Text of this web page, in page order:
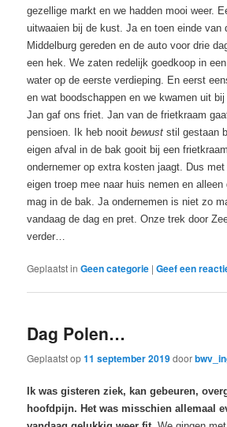
gezellige markt en we hadden mooi weer.
uitwaaien bij de kust. Ja en toen einde van
Middelburg gereden en de auto voor drie
een hek. We zaten redelijk goedkoop in
water op de eerste verdieping. En eerst
en wat boodschappen en we kwamen uit
Jan gaf ons friet. Jan van de frietkraam
pensioen. Ik heb nooitbewust stil gestaan
eigen afval in de bak gooit bij een
ondernemer op extra kosten jaagt. Dus
eigen troep mee naar huis nemen en
mag in de bak. Ja ondernemen is niet zo
vandaag de dag en pret. Onze trek door
verder…
Geplaatst in Geen categorie |Geef een
Dag Polen…
Geplaatst op11 september 2019door
Ik was gisteren ziek, kan gebeuren,
hoofdpijn. Het was misschien allemaal